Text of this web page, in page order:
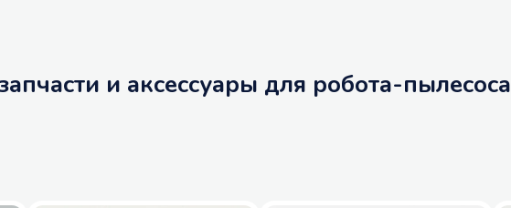
и аксессуары для робота-пылесоса